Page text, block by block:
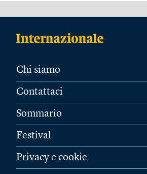
Chi siamo
Contattaci
Sommario
Festival
Privacy e cookie